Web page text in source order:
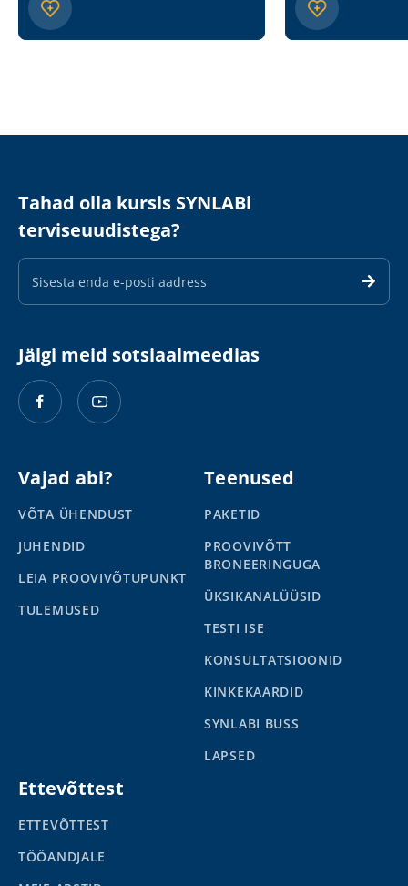
Tahad olla kursis SYNLABi
terviseuudistega?
E-
maili
aadress
Jälgi meid sotsiaalmeedias
Vajad abi?
VÕTA ÜHENDUST
JUHENDID
LEIA PROOVIVÕTUPUNKT
TULEMUSED
Teenused
PAKETID
PROOVIVÕTT
BRONEERINGUGA
ÜKSIKANALÜÜSID
TESTI ISE
KONSULTATSIOONID
KINKEKAARDID
SYNLABI BUSS
LAPSED
Ettevõttest
ETTEVÕTTEST
TÖÖANDJALE